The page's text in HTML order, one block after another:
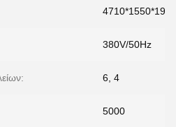
380V/50Hz
6, 4
5000